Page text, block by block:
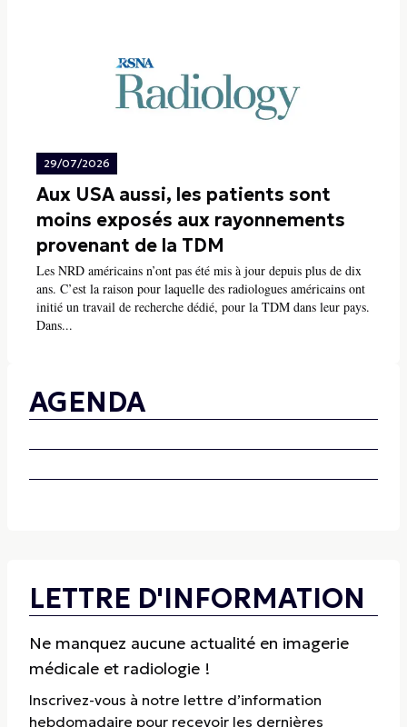
29/07/2026
Aux USA aussi, les patients sont
moins exposés aux rayonnements
provenant de la TDM
Les NRD américains n’ont pas été mis à jour depuis plus de dix
ans. C’est la raison pour laquelle des radiologues américains ont
initié un travail de recherche dédié, pour la TDM dans leur pays.
Dans...
AGENDA
LETTRE D'INFORMATION
Ne manquez aucune actualité en imagerie
médicale et radiologie !
Inscrivez-vous à notre lettre d’information
hebdomadaire pour recevoir les dernières